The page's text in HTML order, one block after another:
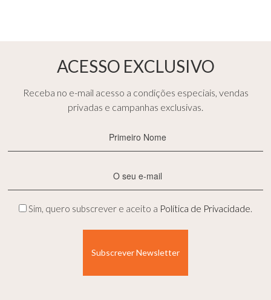
ACESSO EXCLUSIVO
Receba no e-mail acesso a condições especiais, vendas
privadas e campanhas exclusivas.
Nome
mail
Privacidade
Sim, quero subscrever e aceito a Política de Privacidade